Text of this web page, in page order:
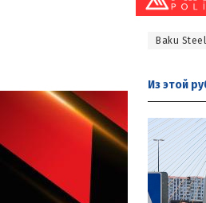
Baku
Из этой